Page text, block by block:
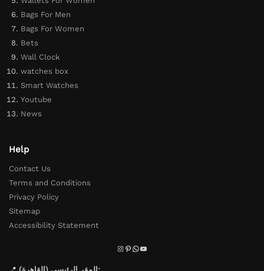
Bags For Men
Bags For Women
Bets
Wall Clock
watches box
Smart Watches
Youtube
News
Help
Contact Us
Terms and Conditions
Privacy Policy
Sitemap
Accessibility Statement